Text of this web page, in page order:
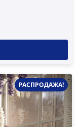
РАСПРОДАЖА!